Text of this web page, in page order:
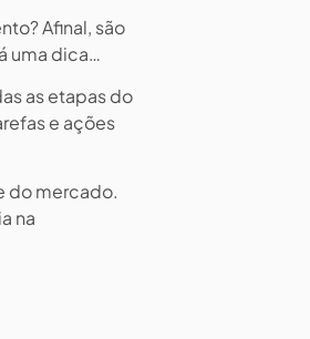
Afinal, são
uma dica…
as etapas do
e ações
do mercado.
na